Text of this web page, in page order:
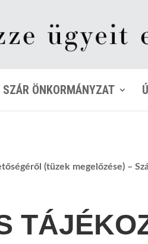
SZÁR ÖNKORMÁNYZAT
(tüzek megelőzése) –